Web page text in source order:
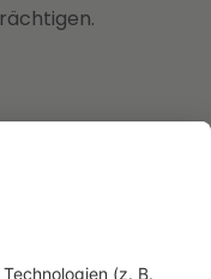
können die
wenn eine
Auch Spiele